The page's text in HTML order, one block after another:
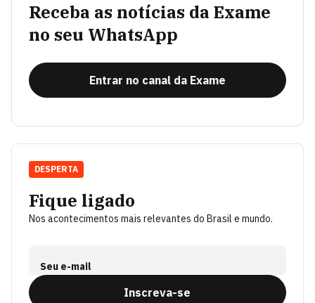
Receba as notícias da Exame
no seu WhatsApp
Entrar no canal da Exame
Fique ligado
Nos acontecimentos mais relevantes do Brasil e mundo.
Seu e-mail
Inscreva-se
DESPERTA